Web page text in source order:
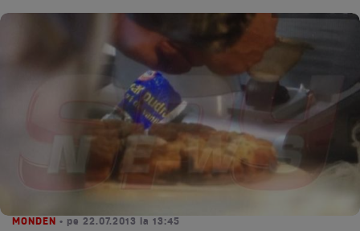
MONDEN • pe 22.07.2013 la 13:45